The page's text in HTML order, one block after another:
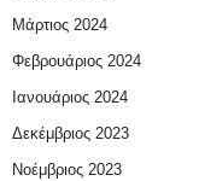
Μάρτιος 2024
Φεβρουάριος 2024
Ιανουάριος 2024
Δεκέμβριος 2023
Νοέμβριος 2023